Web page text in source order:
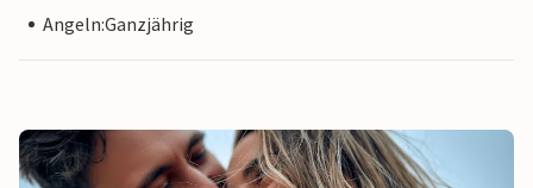
Angeln:Ganzjährig